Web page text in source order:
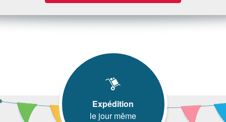
Expédition
le jour même